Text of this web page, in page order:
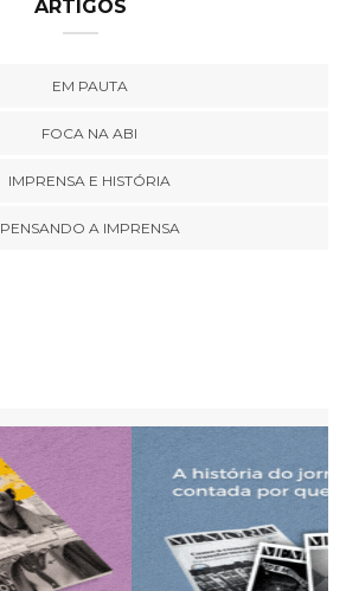
ARTIGOS
EM PAUTA
FOCA NA ABI
IMPRENSA E HISTÓRIA
PENSANDO A IMPRENSA